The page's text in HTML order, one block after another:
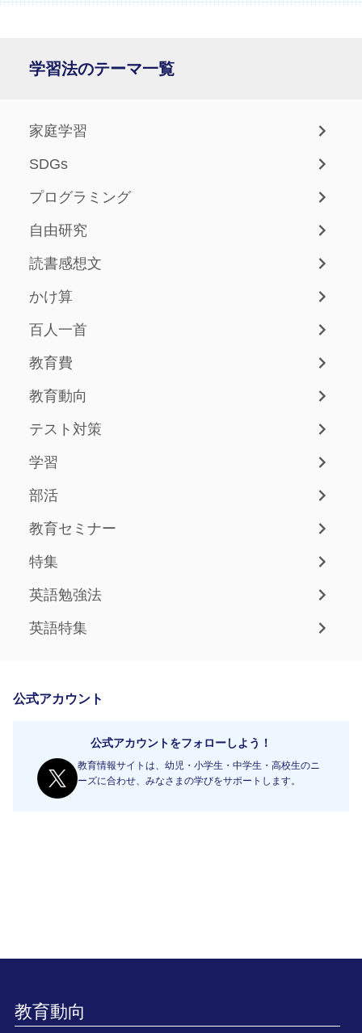
学習法のテーマ一覧
家庭学習
SDGs
プログラミング
自由研究
読書感想文
かけ算
百人一首
教育費
教育動向
テスト対策
学習
部活
教育セミナー
特集
英語勉強法
英語特集
公式アカウント
公式アカウントをフォローしよう！
教育情報サイトは、幼児・小学生・中学生・高校生のニ
ーズに合わせ、みなさまの学びをサポートします。
教育動向